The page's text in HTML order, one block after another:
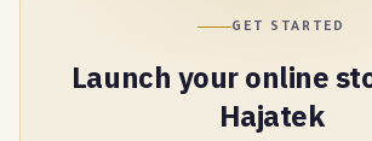
GET STARTED
Launch your online
Hajatek